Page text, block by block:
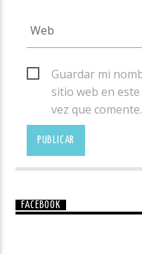
Guardar mi
sitio web en
vez que comente.
FACEBOOK